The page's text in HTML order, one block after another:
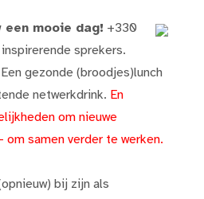
een mooie dag! +330
sprekers.
gezonde (broodjes)lunch
netwerkdrink. En
om nieuwe
samen verder te werken.
bij zijn als